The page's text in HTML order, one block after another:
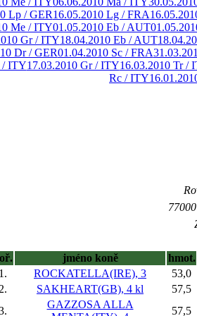
Lp / GER16.05.2010 Lg / FRA
Me / ITY01.05.2010 Eb / AUT
Gr / ITY18.04.2010 Eb / AUT
Dr / GER01.04.2010 Sc / FRA
/ ITY17.03.2010 Gr / ITY16.03.2010 Tr /
Rc / ITY
jméno koně hmot.
1.
ROCKATELLA(IRE), 3 53,0
2.
SAKHEART(GB), 4 kl 57,5
GAZZOSA ALLA
57,5